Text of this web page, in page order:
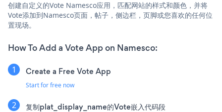
创建自定义的Vote Namesco应用，匹配网站的样式和颜色，并将
Vote添加到Namesco页面，帖子，侧边栏，页脚或您喜欢的任何位
置现场。
How To Add a Vote App on Namesco:
Create a Free Vote App
Start for free now
复制plat_display_name的Vote嵌入代码段